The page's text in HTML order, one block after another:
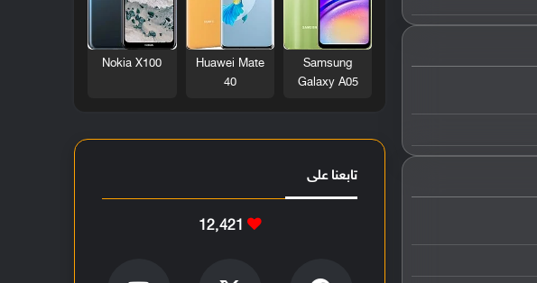
Samsung
Galaxy A05
Huawei Mate
40
Nokia X100
تابعنا على
12٬421